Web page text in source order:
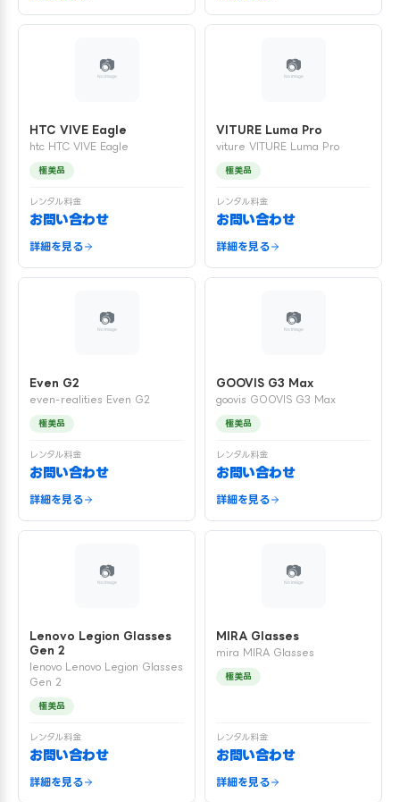
HTC VIVE Eagle
htc HTC VIVE Eagle
極美品
レンタル料金
お問い合わせ
詳細を見る
VITURE Luma Pro
viture VITURE Luma Pro
極美品
レンタル料金
お問い合わせ
詳細を見る
Even G2
even-realities Even G2
極美品
レンタル料金
お問い合わせ
詳細を見る
GOOVIS G3 Max
goovis GOOVIS G3 Max
極美品
レンタル料金
お問い合わせ
詳細を見る
Lenovo Legion Glasses
Gen 2
lenovo Lenovo Legion Glasses
Gen 2
極美品
レンタル料金
お問い合わせ
詳細を見る
MIRA Glasses
mira MIRA Glasses
極美品
レンタル料金
お問い合わせ
詳細を見る